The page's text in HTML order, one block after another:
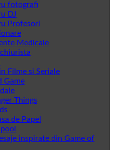
fotografi
DJ
Profesori
Medicale
Filme si Seriale
Game
Things
de Papel
inspirate din Game of